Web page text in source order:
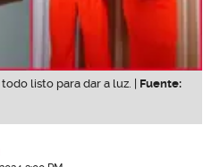
listo para dar a luz. | Fuente: